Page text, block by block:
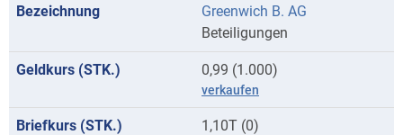
Greenwich B. AG
Beteiligungen
0,99 (1.000)
verkaufen
1,10T (0)